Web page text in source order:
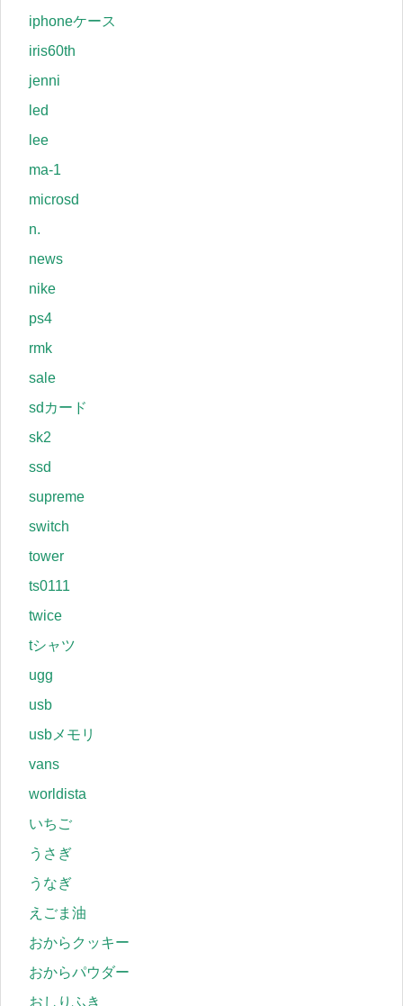
iphoneケース
iris60th
jenni
led
lee
ma-1
microsd
n.
news
nike
ps4
rmk
sale
sdカード
sk2
ssd
supreme
switch
tower
ts0111
twice
tシャツ
ugg
usb
usbメモリ
vans
worldista
いちご
うさぎ
うなぎ
えごま油
おからクッキー
おからパウダー
おしりふき